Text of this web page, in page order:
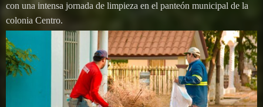
con una intensa jornada de limpieza en el panteón municipal de la
colonia Centro.